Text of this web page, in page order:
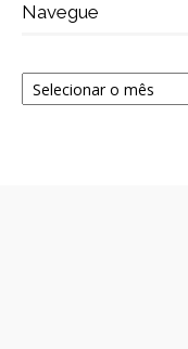
Navegue
Navegue